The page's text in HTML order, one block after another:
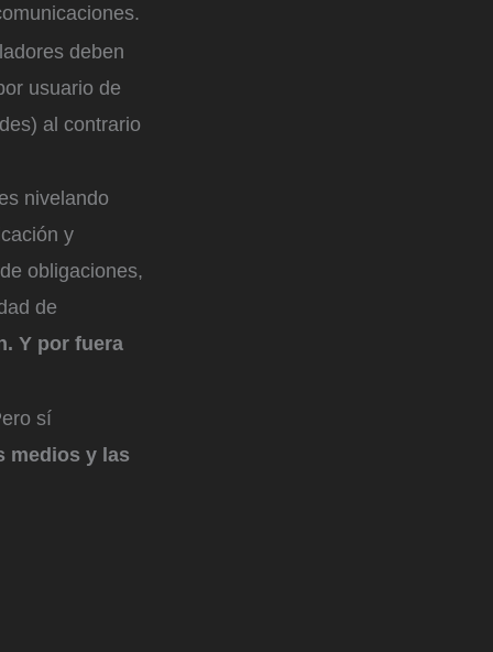
deben
usuario de
al contrario
nivelando
y
obligaciones,
de
Y por fuera
sí
medios y las